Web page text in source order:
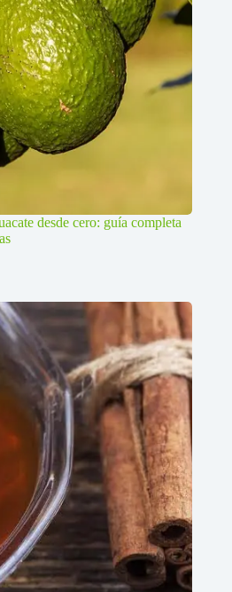
desde cero: guía completa